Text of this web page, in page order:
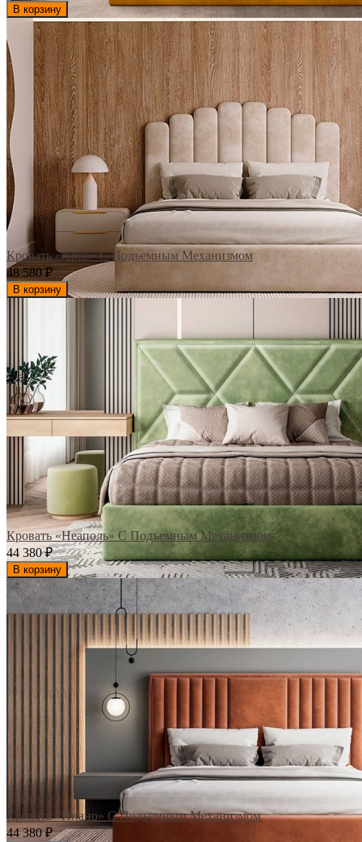
В корзину
Кровать «Арко» С Подъемным Механизмом
48 580₽
В корзину
Кровать «Неаполь» С Подъемным Механизмом
44 380₽
В корзину
Кровать «Пиано» С Подъемным Механизмом
44 380₽